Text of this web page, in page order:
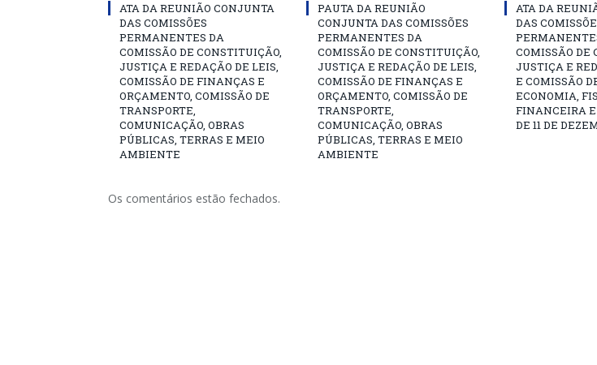
ATA DA REUNIÃO CONJUNTA
DAS COMISSÕES
PERMANENTES DA
COMISSÃO DE CONSTITUIÇÃO,
JUSTIÇA E REDAÇÃO DE LEIS,
COMISSÃO DE FINANÇAS E
ORÇAMENTO, COMISSÃO DE
TRANSPORTE,
COMUNICAÇÃO, OBRAS
PÚBLICAS, TERRAS E MEIO
AMBIENTE
PAUTA DA REUNIÃO
CONJUNTA DAS COMISSÕES
PERMANENTES DA
COMISSÃO DE CONSTITUIÇÃO,
JUSTIÇA E REDAÇÃO DE LEIS,
COMISSÃO DE FINANÇAS E
ORÇAMENTO, COMISSÃO DE
TRANSPORTE,
COMUNICAÇÃO, OBRAS
PÚBLICAS, TERRAS E MEIO
AMBIENTE
ATA DA
DAS
COMISSÃO DE
JUSTIÇA E
E COMISSÃO
ECONOMIA,
FINANCEIRA
DE 11 DE
Os comentários estão fechados.